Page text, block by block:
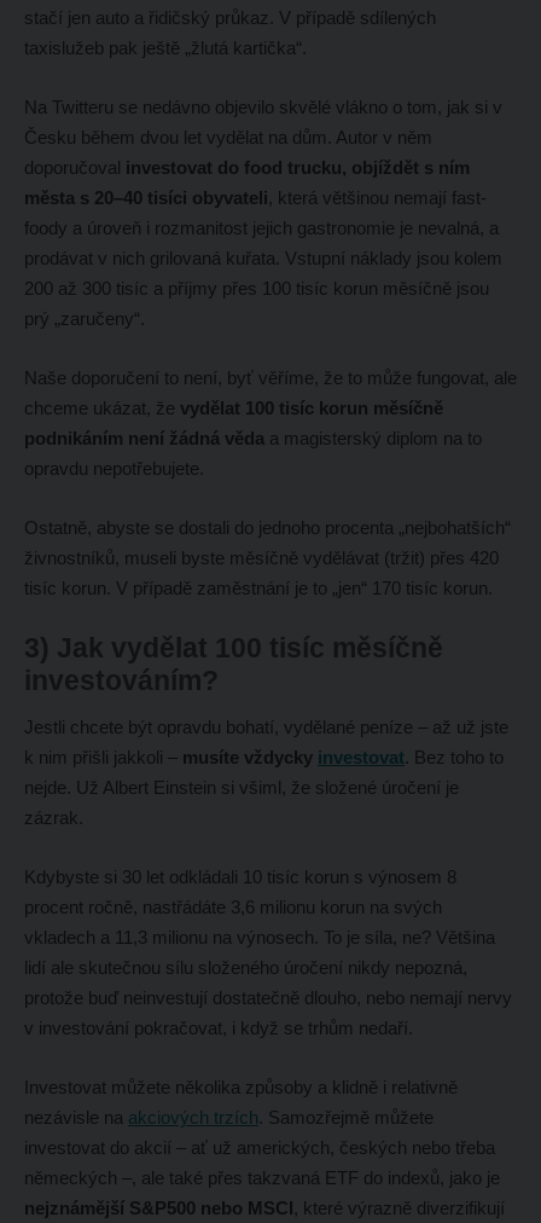
stačí jen auto a řidičský průkaz. V případě sdílených
taxislužeb pak ještě „žlutá kartička“.
Na Twitteru se nedávno objevilo skvělé vlákno o tom, jak si v
Česku během dvou let vydělat na dům. Autor v něm
doporučoval investovat do food trucku, objíždět s ním
města s 20–40 tisíci obyvateli, která většinou nemají fast-
foody a úroveň i rozmanitost jejich gastronomie je nevalná, a
prodávat v nich grilovaná kuřata. Vstupní náklady jsou kolem
200 až 300 tisíc a příjmy přes 100 tisíc korun měsíčně jsou
prý „zaručeny“.
Naše doporučení to není, byť věříme, že to může fungovat, ale
chceme ukázat, že vydělat 100 tisíc korun měsíčně
podnikáním není žádná věda a magisterský diplom na to
opravdu nepotřebujete.
Ostatně, abyste se dostali do jednoho procenta „nejbohatších“
živnostníků, museli byste měsíčně vydělávat (tržit) přes 420
tisíc korun. V případě zaměstnání je to „jen“ 170 tisíc korun.
3) Jak vydělat 100 tisíc měsíčně
investováním?
Jestli chcete být opravdu bohatí, vydělané peníze – až už jste
k nim přišli jakkoli – musíte vždycky investovat. Bez toho to
nejde. Už Albert Einstein si všiml, že složené úročení je
zázrak.
Kdybyste si 30 let odkládali 10 tisíc korun s výnosem 8
procent ročně, nastřádáte 3,6 milionu korun na svých
vkladech a 11,3 milionu na výnosech. To je síla, ne? Většina
lidí ale skutečnou sílu složeného úročení nikdy nepozná,
protože buď neinvestují dostatečně dlouho, nebo nemají nervy
v investování pokračovat, i když se trhům nedaří.
Investovat můžete několika způsoby a klidně i relativně
nezávisle na akciových trzích. Samozřejmě můžete
investovat do akcií – ať už amerických, českých nebo třeba
německých –, ale také přes takzvaná ETF do indexů, jako je
nejznámější S&P500 nebo MSCI, které výrazně diverzifikují